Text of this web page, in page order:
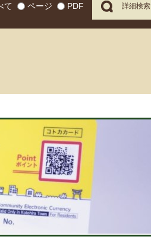
て ページ PDF 詳細検索